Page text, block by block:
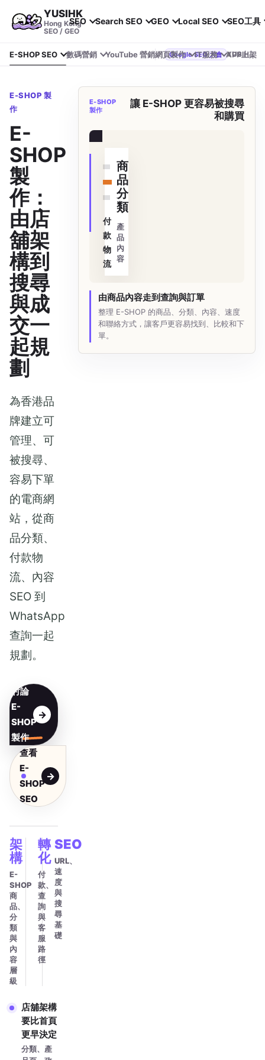
YUSIHK
Hong Kong
SEO / GEO
SEO Search SEO GEO Local SEO SEO工具
E-SHOP SEO 數碼營銷 YouTube 營銷網頁製作 IT服務 APP上架
Google SEO 大會 YUSIHK 近期參加 Google Search Central Live
E-SHOP 製
作
E-
SHOP
製
作：
由店
舖架
構到
搜尋
與成
交一
起規
劃
為香港品
牌建立可
管理、可
被搜尋、
容易下單
的電商網
站，從商
品分類、
付款物
流、內容
SEO 到
WhatsApp
查詢一起
規劃。
討論
E-
SHOP
製作
查看
E-
SHOP
SEO
架
構
E-
SHOP
商
品、
分
類
與
內
容
層
級
轉
化
付
款、
查
詢
與
客
服
路
徑
SEO
URL、
速
度
與
搜
尋
基
礎
店舖架構
要比首頁
更早決定
分類、產
E-SHOP
製作
讓 E-SHOP 更容易被搜尋
和購買
商
品
分
類
產
品
內
容
付
款
物
流
由商品內容走到查詢與訂單
整理 E-SHOP 的商品、分類、內容、速度
和聯絡方式，讓客戶更容易找到、比較和下
單。